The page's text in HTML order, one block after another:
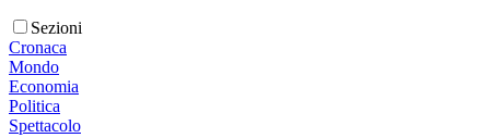
Sezioni
Cronaca
Mondo
Economia
Politica
Spettacolo